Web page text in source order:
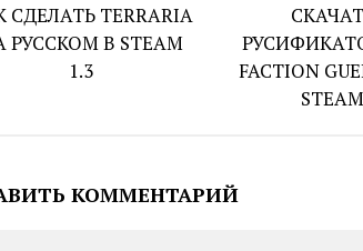
СДЕЛАТЬ TERRARIA
РУССКОМ В STEAM
1.3
FACTION
STEAM
КОММЕНТАРИЙ